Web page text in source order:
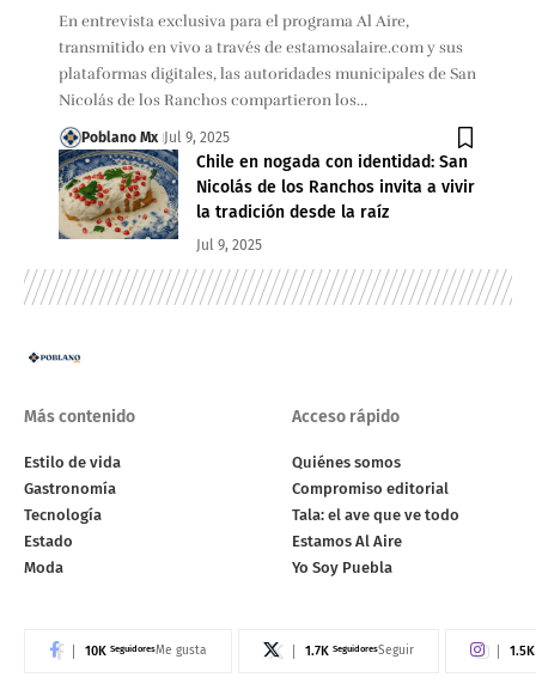
En entrevista exclusiva para el programa Al Aire,
transmitido en vivo a través de estamosalaire.com y sus
plataformas digitales, las autoridades municipales de San
Nicolás de los Ranchos compartieron los…
Poblano Mx Jul 9, 2025
Chile en nogada con identidad: San
Nicolás de los Ranchos invita a vivir
la tradición desde la raíz
Jul 9, 2025
Más contenido
Estilo de vida
Gastronomía
Tecnología
Estado
Moda
Acceso rápido
Quiénes somos
Compromiso editorial
Tala: el ave que ve todo
Estamos Al Aire
Yo Soy Puebla
10K SeguidoresMe gusta 1.7K SeguidoresSeguir 1.5K